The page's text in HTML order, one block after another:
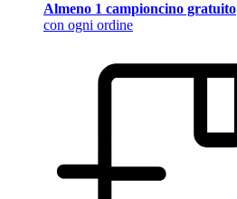
Almeno 1 campioncino gratuito
con ogni ordine